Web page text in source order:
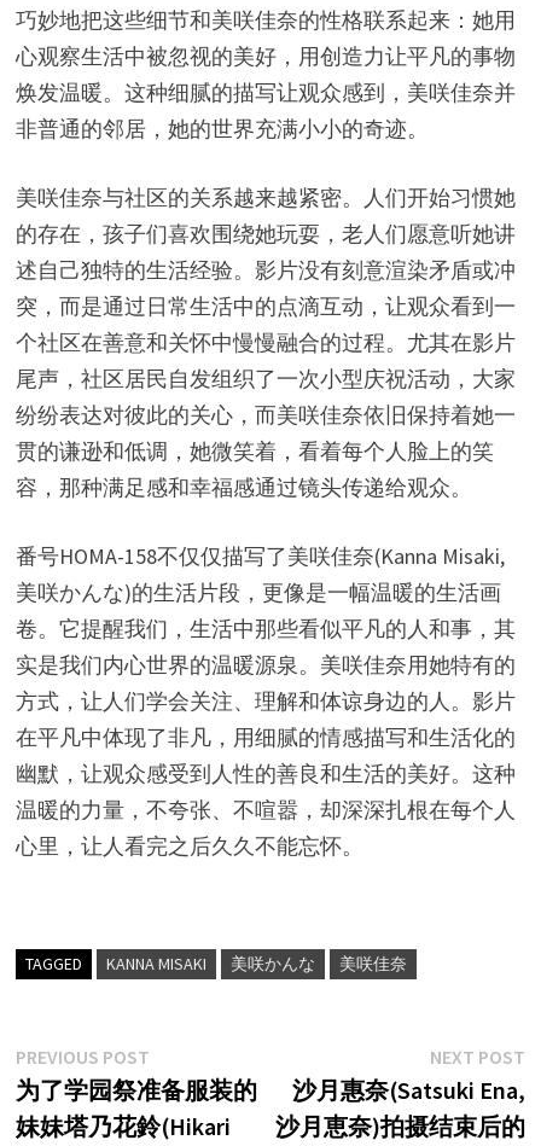
巧妙地把这些细节和美咲佳奈的性格联系起来：她用
心观察生活中被忽视的美好，用创造力让平凡的事物
焕发温暖。这种细腻的描写让观众感到，美咲佳奈并
非普通的邻居，她的世界充满小小的奇迹。
美咲佳奈与社区的关系越来越紧密。人们开始习惯她
的存在，孩子们喜欢围绕她玩耍，老人们愿意听她讲
述自己独特的生活经验。影片没有刻意渲染矛盾或冲
突，而是通过日常生活中的点滴互动，让观众看到一
个社区在善意和关怀中慢慢融合的过程。尤其在影片
尾声，社区居民自发组织了一次小型庆祝活动，大家
纷纷表达对彼此的关心，而美咲佳奈依旧保持着她一
贯的谦逊和低调，她微笑着，看着每个人脸上的笑
容，那种满足感和幸福感通过镜头传递给观众。
番号HOMA-158不仅仅描写了美咲佳奈(Kanna Misaki,
美咲かんな)的生活片段，更像是一幅温暖的生活画
卷。它提醒我们，生活中那些看似平凡的人和事，其
实是我们内心世界的温暖源泉。美咲佳奈用她特有的
方式，让人们学会关注、理解和体谅身边的人。影片
在平凡中体现了非凡，用细腻的情感描写和生活化的
幽默，让观众感受到人性的善良和生活的美好。这种
温暖的力量，不夸张、不喧嚣，却深深扎根在每个人
心里，让人看完之后久久不能忘怀。
TAGGED KANNA MISAKI 美咲かんな 美咲佳奈
文
章
PREVIOUS POSTPrevious
post:
为了学园祭准备服装的
妹妹塔乃花鈴(Hikari
NEXT POST
沙月惠奈(Satsuki Ena,
沙月恵奈)拍摄结束后的